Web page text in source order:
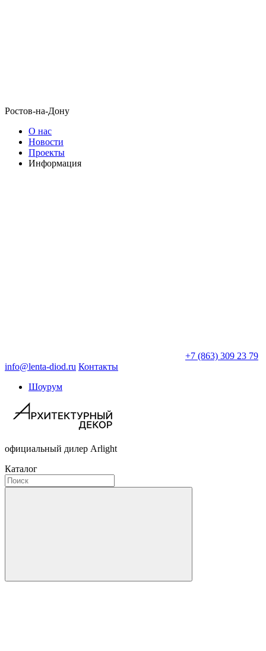
Ростов-на-Дону
О нас
Новости
Проекты
Информация
+7 (863) 309 23 79
info@lenta-diod.ru Контакты
Шоурум
официальный дилер Arlight
Каталог